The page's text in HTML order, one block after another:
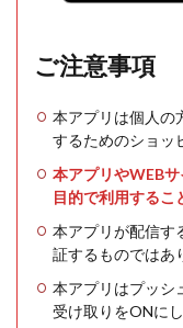
ご注意事項
本アプリは個人の
するためのショッ
本アプリやWEB
目的で利用するこ
本アプリが配信す
証するものではあ
本アプリはプッシ
受け取りをONに